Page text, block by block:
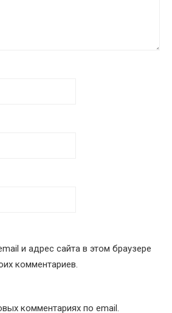
и адрес сайта в этом браузере
комментариев.
комментариях по email.